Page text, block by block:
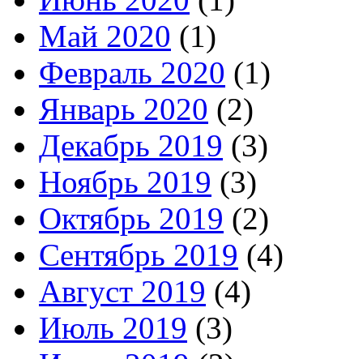
Май 2020 (1)
Февраль 2020 (1)
Январь 2020 (2)
Декабрь 2019 (3)
Ноябрь 2019 (3)
Октябрь 2019 (2)
Сентябрь 2019 (4)
Август 2019 (4)
Июль 2019 (3)